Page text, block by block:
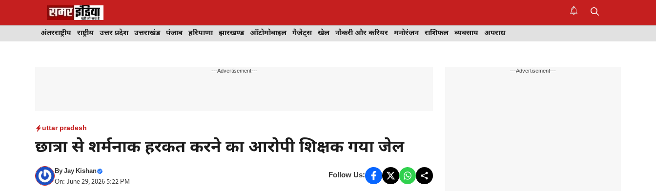
अंतरराष्ट्रीय राष्ट्रीय उत्तर प्रदेश उत्तराखंड पंजाब हरियाणा झारखण्ड ऑटोमोबाइल गैजेट्स खेल नौकरी और करियर मनोरंजन राशिफल व्यवसाय अपराध
---Advertisement---
uttar pradesh
छात्रा से शर्मनाक हरकत करने का आरोपी शिक्षक गया जेल
ByJay Kishan
On: June 29, 2026 5:22 PM
Follow Us:
---Advertisement---